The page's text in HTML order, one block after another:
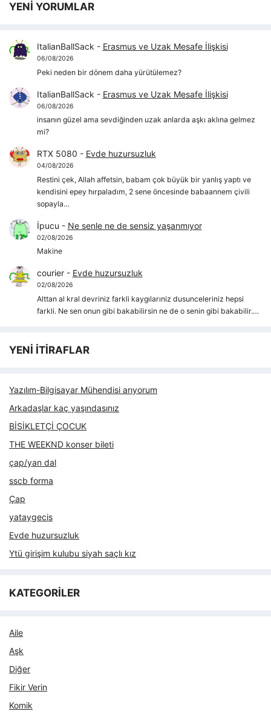
YENİ YORUMLAR
ItalianBallSack - Erasmus ve Uzak Mesafe İlişkisi
06/08/2026
Peki neden bir dönem daha yürütülemez?
ItalianBallSack - Erasmus ve Uzak Mesafe İlişkisi
06/08/2026
insanın güzel ama sevdiğinden uzak anlarda aşkı aklına gelmez
mi?
RTX 5080 - Evde huzursuzluk
04/08/2026
Restini çek, Allah affetsin, babam çok büyük bir yanlış yaptı ve
kendisini epey hırpaladım, 2 sene öncesinde babaannem çivili
sopayla…
İpucu - Ne senle ne de sensiz yaşanmıyor
02/08/2026
Makine
courier- Evde huzursuzluk
02/08/2026
Alttan al kral devriniz farkli kaygılarıniz dusunceleriniz hepsi
farkli. Ne sen onun gibi bakabilirsin ne de o senin gibi bakabilir.…
YENİ İTİRAFLAR
Yazılım-Bilgisayar Mühendisi arıyorum
Arkadaşlar kaç yaşındasınız
BİSİKLETÇİ ÇOCUK
THE WEEKND konser bileti
çap/yan dal
sscb forma
Çap
yataygecis
Evde huzursuzluk
Ytü girişim kulubu siyah saçlı kız
KATEGORİLER
Aile
Aşk
Diğer
Fikir Verin
Komik